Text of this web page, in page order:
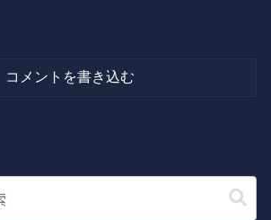
コメントを書き込む